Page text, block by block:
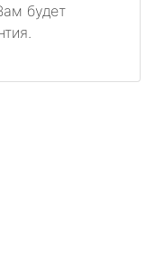
будет